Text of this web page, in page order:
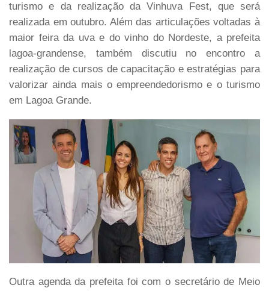
turismo e da realização da Vinhuva Fest, que será
realizada em outubro. Além das articulações voltadas à
maior feira da uva e do vinho do Nordeste, a prefeita
lagoa-grandense, também discutiu no encontro a
realização de cursos de capacitação e estratégias para
valorizar ainda mais o empreendedorismo e o turismo
em Lagoa Grande.
Outra agenda da prefeita foi com o secretário de Meio